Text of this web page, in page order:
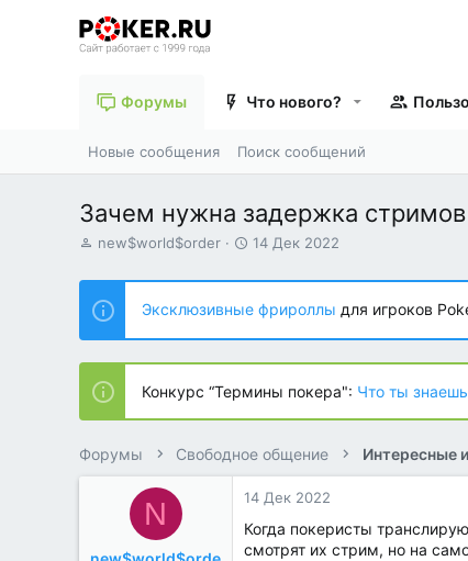
Форумы Что нового?
Новые сообщения Поиск сообщений
Зачем нужна задержка
А
т
о
р
т
е
м
ы
new$world$order
Д
т
н
а
ч
л
а
14 Дек 2022
Эксклюзивные фрироллы для игроков
Конкурс “Термины покера": Что ты
Форумы Свободное общение Интересные
N 14 Дек 2022
Когда покеристы
смотрят их стрим, но на